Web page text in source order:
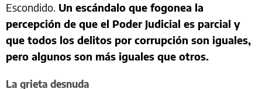
Escondido. Un escándalo que fogonea la
percepción de que el Poder Judicial es parcial y
que todos los delitos por corrupción son iguales,
pero algunos son más iguales que otros.
La grieta desnuda